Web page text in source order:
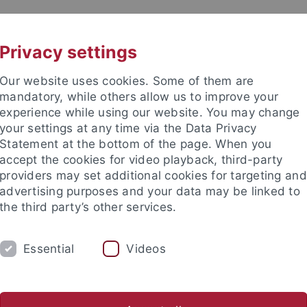
PROF. DR. F. BÖCKLER
Privacy settings
Our website uses cookies. Some of them are
mandatory, while others allow us to improve your
experience while using our website. You may change
your settings at any time via the Data Privacy
Statement at the bottom of the page. When you
accept the cookies for video playback, third-party
providers may set additional cookies for targeting and
advertising purposes and your data may be linked to
the third party’s other services.
Essential Videos